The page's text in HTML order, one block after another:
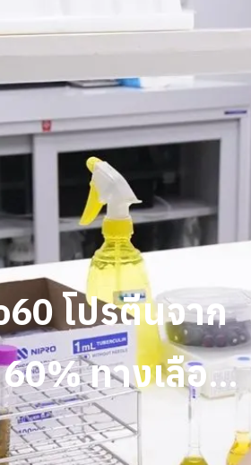
โปรตีนจาก
ทางเลือก
สุขภาพยั่งยืน